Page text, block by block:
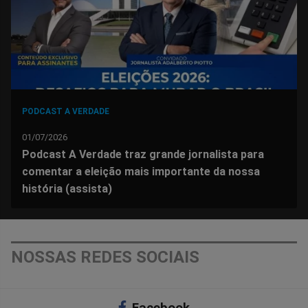
PODCAST A VERDADE
01/07/2026
Podcast A Verdade traz grande jornalista para
comentar a eleição mais importante da nossa
história (assista)
NOSSAS REDES SOCIAIS